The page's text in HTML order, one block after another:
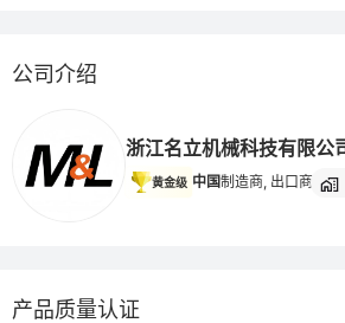
公司介绍
浙江名立机械科技有限公
黄金级 中国制造商, 出口商
产品质量认证